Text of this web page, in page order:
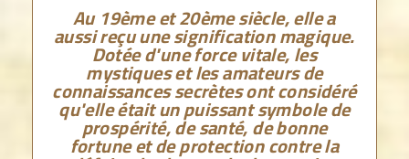
Au 19ème et 20ème siècle, elle a
aussi reçu une signification magique.
Dotée d'une force vitale, les
mystiques et les amateurs de
connaissances secrètes ont considéré
qu'elle était un puissant symbole de
prospérité, de santé, de bonne
fortune et de protection contre la